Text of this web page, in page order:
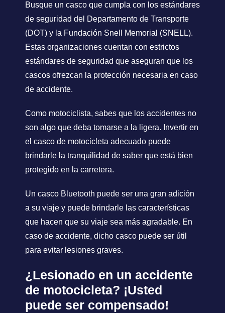
Busque un casco que cumpla con los estándares
de seguridad del Departamento de Transporte
(DOT) y la Fundación Snell Memorial (SNELL).
Estas organizaciones cuentan con estrictos
estándares de seguridad que aseguran que los
cascos ofrezcan la protección necesaria en caso
de accidente.
Como motociclista, sabes que los accidentes no
son algo que deba tomarse a la ligera. Invertir en
el casco de motocicleta adecuado puede
brindarle la tranquilidad de saber que está bien
protegido en la carretera.
Un casco Bluetooth puede ser una gran adición
a su viaje y puede brindarle las características
que hacen que su viaje sea más agradable. En
caso de accidente, dicho casco puede ser útil
para evitar lesiones graves.
¿Lesionado en un accidente
de motocicleta? ¡Usted
puede ser compensado!